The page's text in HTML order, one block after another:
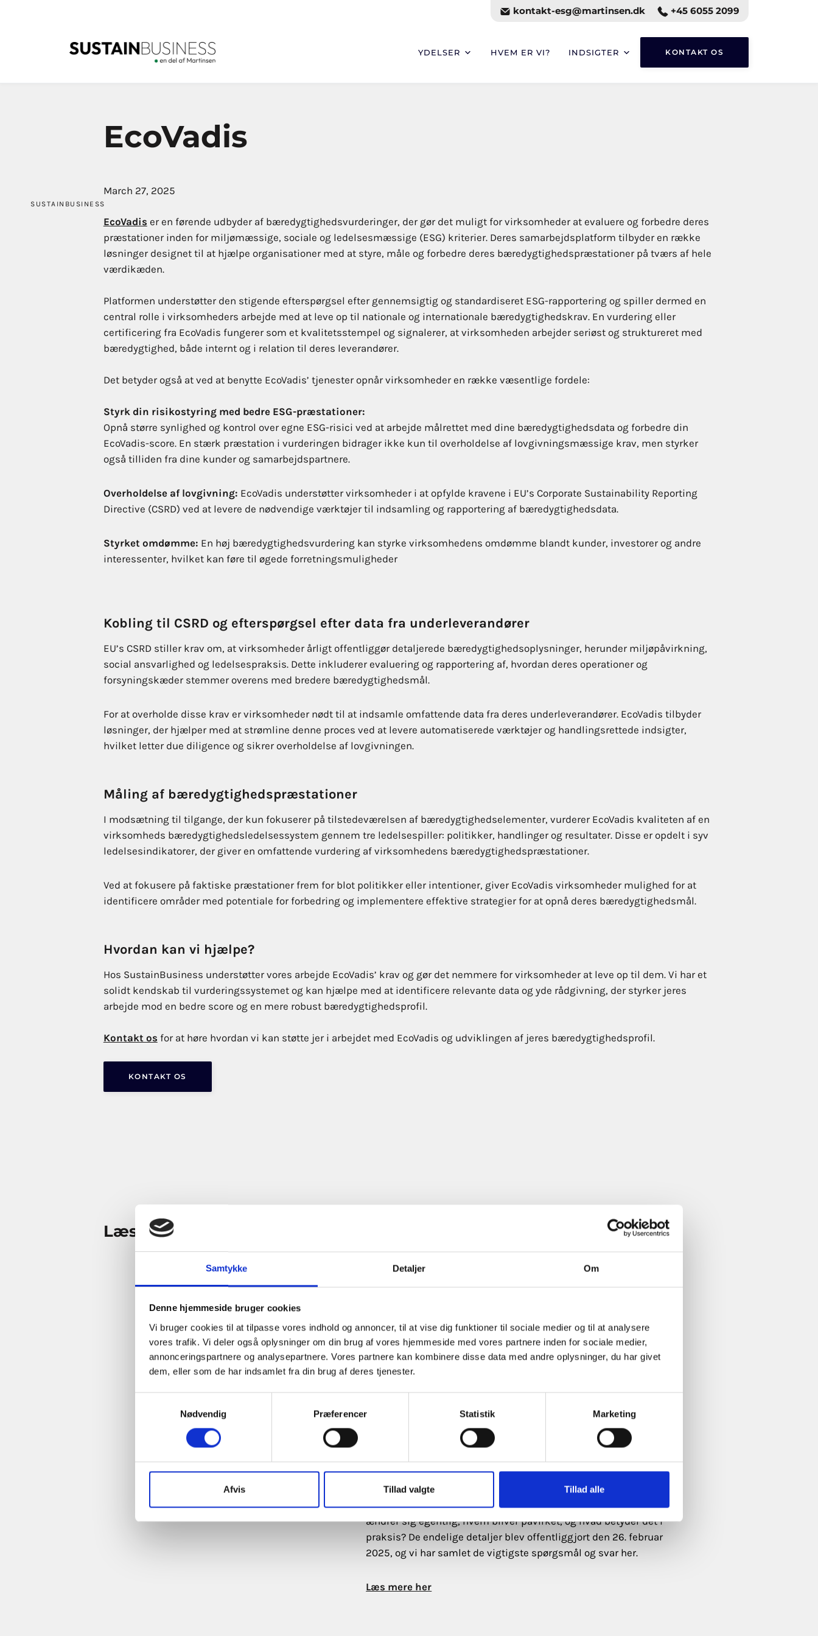
Samtykke Detaljer Om
Denne hjemmeside bruger cookies
Vi bruger cookies til at tilpasse vores indhold og annoncer, til at vise dig funktioner til sociale medier og til at analysere
vores trafik. Vi deler også oplysninger om din brug af vores hjemmeside med vores partnere inden for sociale medier,
annonceringspartnere og analysepartnere. Vores partnere kan kombinere disse data med andre oplysninger, du har givet
dem, eller som de har indsamlet fra din brug af deres tjenester.
Nødvendig
Præferencer Statistik Marketing
Afvis Tillad valgte Tillad alle
kontakt-esg@martinsen.dk +45 6055 2099
YDELSER HVEM ER VI? INDSIGTER KONTAKT OS
EcoVadis
March 27, 2025
SUSTAINBUSINESS
EcoVadis er en førende udbyder af bæredygtighedsvurderinger, der gør det muligt for virksomheder at evaluere og forbedre deres
præstationer inden for miljømæssige, sociale og ledelsesmæssige (ESG) kriterier. Deres samarbejdsplatform tilbyder en række
løsninger designet til at hjælpe organisationer med at styre, måle og forbedre deres bæredygtighedspræstationer på tværs af hele
værdikæden.
Platformen understøtter den stigende efterspørgsel efter gennemsigtig og standardiseret ESG-rapportering og spiller dermed en
central rolle i virksomheders arbejde med at leve op til nationale og internationale bæredygtighedskrav. En vurdering eller
certificering fra EcoVadis fungerer som et kvalitetsstempel og signalerer, at virksomheden arbejder seriøst og struktureret med
bæredygtighed, både internt og i relation til deres leverandører.
Det betyder også at ved at benytte EcoVadis’ tjenester opnår virksomheder en række væsentlige fordele:
Styrk din risikostyring med bedre ESG-præstationer:
Opnå større synlighed og kontrol over egne ESG-risici ved at arbejde målrettet med dine bæredygtighedsdata og forbedre din
EcoVadis-score. En stærk præstation i vurderingen bidrager ikke kun til overholdelse af lovgivningsmæssige krav, men styrker
også tilliden fra dine kunder og samarbejdspartnere.
Overholdelse af lovgivning: EcoVadis understøtter virksomheder i at opfylde kravene i EU’s Corporate Sustainability Reporting
Directive (CSRD) ved at levere de nødvendige værktøjer til indsamling og rapportering af bæredygtighedsdata.
Styrket omdømme: En høj bæredygtighedsvurdering kan styrke virksomhedens omdømme blandt kunder, investorer og andre
interessenter, hvilket kan føre til øgede forretningsmuligheder
Kobling til CSRD og efterspørgsel efter data fra underleverandører
EU’s CSRD stiller krav om, at virksomheder årligt offentliggør detaljerede bæredygtighedsoplysninger, herunder miljøpåvirkning,
social ansvarlighed og ledelsespraksis. Dette inkluderer evaluering og rapportering af, hvordan deres operationer og
forsyningskæder stemmer overens med bredere bæredygtighedsmål.
For at overholde disse krav er virksomheder nødt til at indsamle omfattende data fra deres underleverandører. EcoVadis tilbyder
løsninger, der hjælper med at strømline denne proces ved at levere automatiserede værktøjer og handlingsrettede indsigter,
hvilket letter due diligence og sikrer overholdelse af lovgivningen.
Måling af bæredygtighedspræstationer
I modsætning til tilgange, der kun fokuserer på tilstedeværelsen af bæredygtighedselementer, vurderer EcoVadis kvaliteten af en
virksomheds bæredygtighedsledelsessystem gennem tre ledelsespiller: politikker, handlinger og resultater. Disse er opdelt i syv
ledelsesindikatorer, der giver en omfattende vurdering af virksomhedens bæredygtighedspræstationer.
Ved at fokusere på faktiske præstationer frem for blot politikker eller intentioner, giver EcoVadis virksomheder mulighed for at
identificere områder med potentiale for forbedring og implementere effektive strategier for at opnå deres bæredygtighedsmål.
Hvordan kan vi hjælpe?
Hos SustainBusiness understøtter vores arbejde EcoVadis’ krav og gør det nemmere for virksomheder at leve op til dem. Vi har et
solidt kendskab til vurderingssystemet og kan hjælpe med at identificere relevante data og yde rådgivning, der styrker jeres
arbejde mod en bedre score og en mere robust bæredygtighedsprofil.
Kontakt os for at høre hvordan vi kan støtte jer i arbejdet med EcoVadis og udviklingen af jeres bæredygtighedsprofil.
KONTAKT OS
Læs også
Kundecase: LCA-analyse og
miljødokumentation hos WoodUpp
derfor, i samarbejde med SustainBusiness, fået udarbejdet en
livscyklusvurdering (LCA) og en miljøvaredeklaration (EPD) for
deres produkter.
Omnibuspakken – Hvad betyder det for dig?
EU-Kommissionen vil gøre det lettere for virksomheder med en ny
omnibuspakke, der bl.a. forenkler bæredygtighedsrapporteringen
under Corporate Sustainability Reporting Directive (CSRD). Hvad
ændrer sig egentlig, hvem bliver påvirket, og hvad betyder det i
praksis? De endelige detaljer blev offentliggjort den 26. februar
2025, og vi har samlet de vigtigste spørgsmål og svar her.
Læs mere her